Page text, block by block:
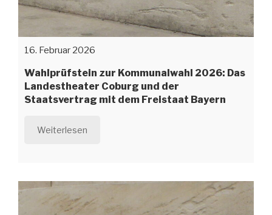
16. Februar 2026
Wahlprüfstein zur Kommunalwahl 2026: Das
Landestheater Coburg und der
Staatsvertrag mit dem Freistaat Bayern
Weiterlesen